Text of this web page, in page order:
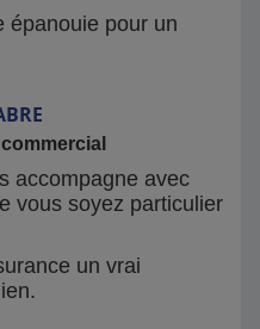
épanouie pour un
accompagne avec
vous soyez particulier
un vrai